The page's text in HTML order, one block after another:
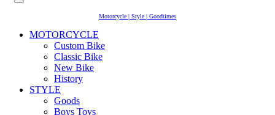
Motorcycle | Style | Goodtimes
MOTORCYCLE
Custom Bike
Classic Bike
New Bike
History
STYLE
Goods
Boys Toys